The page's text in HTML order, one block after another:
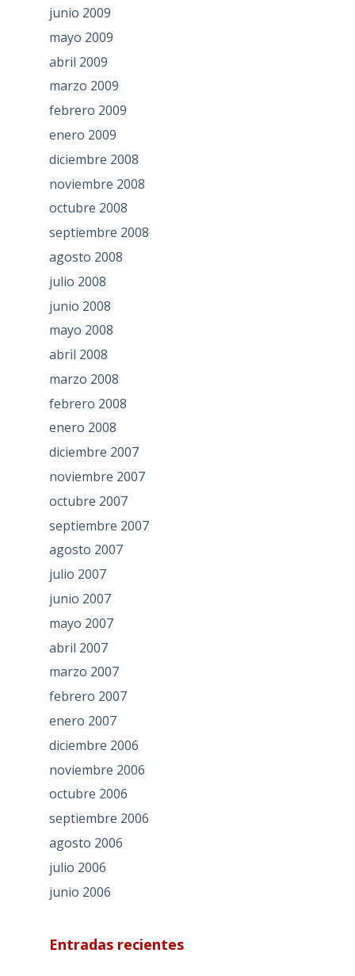
junio 2009
mayo 2009
abril 2009
marzo 2009
febrero 2009
enero 2009
diciembre 2008
noviembre 2008
octubre 2008
septiembre 2008
agosto 2008
julio 2008
junio 2008
mayo 2008
abril 2008
marzo 2008
febrero 2008
enero 2008
diciembre 2007
noviembre 2007
octubre 2007
septiembre 2007
agosto 2007
julio 2007
junio 2007
mayo 2007
abril 2007
marzo 2007
febrero 2007
enero 2007
diciembre 2006
noviembre 2006
octubre 2006
septiembre 2006
agosto 2006
julio 2006
junio 2006
Entradas recientes